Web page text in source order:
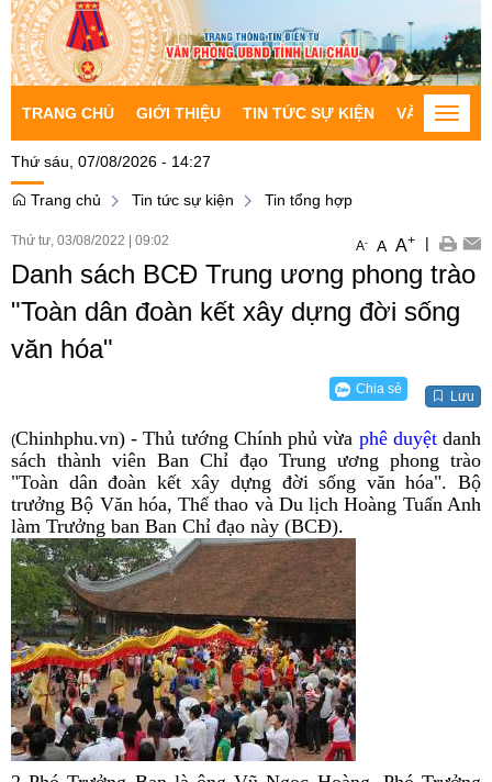
TRANG CHỦ GIỚI THIỆU TIN TỨC SỰ KIỆN VĂN BẢNToggle
Thứ sáu, 07/08/2026 - 14:27
Trang chủ Tin tức sự kiện Tin tổng hợp
Thứ tư, 03/08/2022 09:02 A- A A+ |
Danh sách BCĐ Trung ương phong trào
"Toàn dân đoàn kết xây dựng đời sống
văn hóa"
Chia sẻ Lưu
(Chinhphu.vn) - Thủ tướng Chính phủ vừa phê duyệtdanh
sách thành viên Ban Chỉ đạo Trung ương phong trào
"Toàn dân đoàn kết xây dựng đời sống văn hóa". Bộ
trưởng Bộ Văn hóa, Thể thao và Du lịch Hoàng Tuấn Anh
làm Trưởng ban Ban Chỉ đạo này (BCĐ).